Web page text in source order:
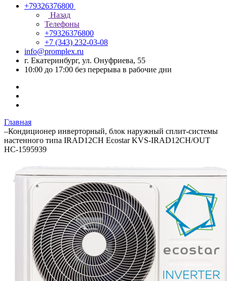
+79326376800
Назад
Телефоны
+79326376800
+7 (343) 232-03-08
info@promplex.ru
г. Екатеринбург, ул. Онуфриева, 55
10:00 до 17:00 без перерыва в рабочие дни
Главная
–Кондиционер инверторный, блок наружный сплит-системы
настенного типа IRAD12CH Ecostar KVS-IRAD12CH/OUT
НС-1595939